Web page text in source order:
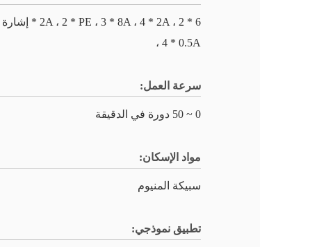
، 4 * 0.5A
سرعة العمل:
0 ~ 50 دورة في الدقيقة
مواد الإسكان:
سبيكة المنيوم
تطبيق نموذجي: